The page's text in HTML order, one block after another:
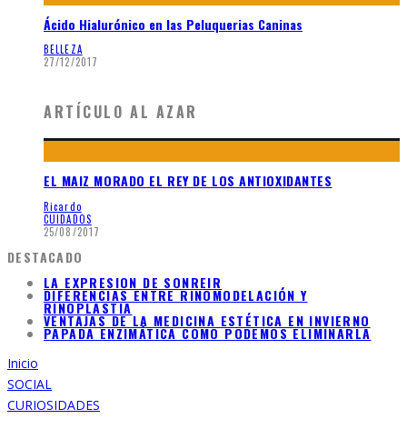
Ácido Hialurónico en las Peluquerias Caninas
BELLEZA
27/12/2017
ARTÍCULO AL AZAR
EL MAIZ MORADO EL REY DE LOS ANTIOXIDANTES
Ricardo
CUIDADOS
25/08/2017
DESTACADO
LA EXPRESION DE SONREIR
DIFERENCIAS ENTRE RINOMODELACIÓN Y
RINOPLASTIA
VENTAJAS DE LA MEDICINA ESTÉTICA EN INVIERNO
PAPADA ENZIMÁTICA COMO PODEMOS ELIMINARLA
Inicio
SOCIAL
CURIOSIDADES